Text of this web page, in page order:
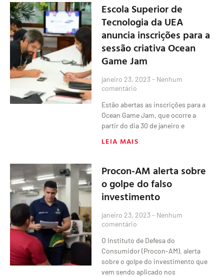
Escola Superior de
Tecnologia da UEA
anuncia inscrições para a
sessão criativa Ocean
Game Jam
janeiro 23, 2023 Nenhum
comentário
Estão abertas as inscrições para a
Ocean Game Jam, que ocorre a
partir do dia 30 de janeiro e
LEIA MAIS
Procon-AM alerta sobre
o golpe do falso
investimento
janeiro 23, 2023 Nenhum
comentário
O Instituto de Defesa do
Consumidor (Procon-AM), alerta
sobre o golpe do investimento que
vem sendo aplicado nos